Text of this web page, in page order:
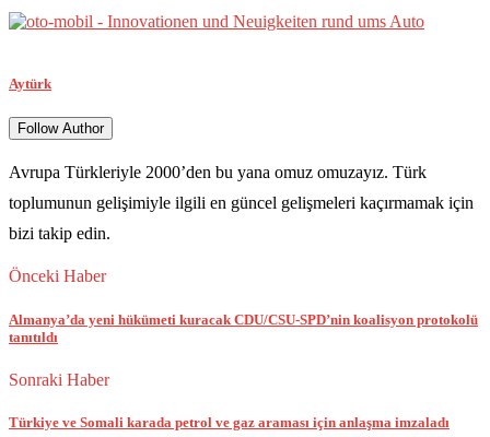
Aytürk
Follow Author
Avrupa Türkleriyle 2000’den bu yana omuz omuzayız. Türk
toplumunun gelişimiyle ilgili en güncel gelişmeleri kaçırmamak için
bizi takip edin.
Önceki Haber
Almanya’da yeni hükümeti kuracak CDU/CSU-SPD’nin koalisyon protokolü
tanıtıldı
Sonraki Haber
Türkiye ve Somali karada petrol ve gaz araması için anlaşma imzaladı